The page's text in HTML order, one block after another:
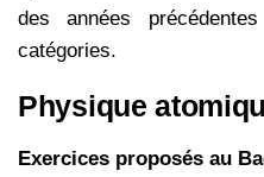
des années
catégories.
Physique
Exercices proposés au